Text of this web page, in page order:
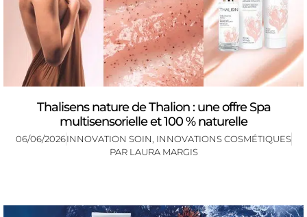
Thalisens nature de Thalion : une offre Spa
multisensorielle et 100 % naturelle
06/06/2026INNOVATION SOIN INNOVATIONS COSMÉTIQUES
PAR LAURA MARGIS